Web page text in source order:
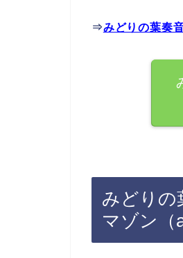
⇒みどりの葉奏
みどりの
マゾン（